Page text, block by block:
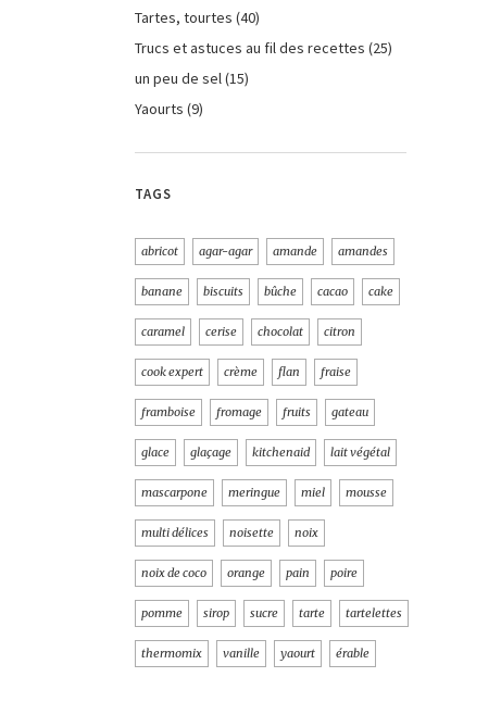
Tartes, tourtes (40)
Trucs et astuces au fil des recettes (25)
un peu de sel(15)
Yaourts (9)
TAGS
abricot agar-agar amande amandes
banane biscuits bûche cacao cake
caramel cerise chocolat citron
cook expert crème flan fraise
framboise fromage fruits gateau
glace glaçage kitchenaid lait végétal
mascarpone meringue miel mousse
multi délices noisette noix
noix de coco orange pain poire
pomme sirop sucre tarte tartelettes
thermomix vanille yaourt érable